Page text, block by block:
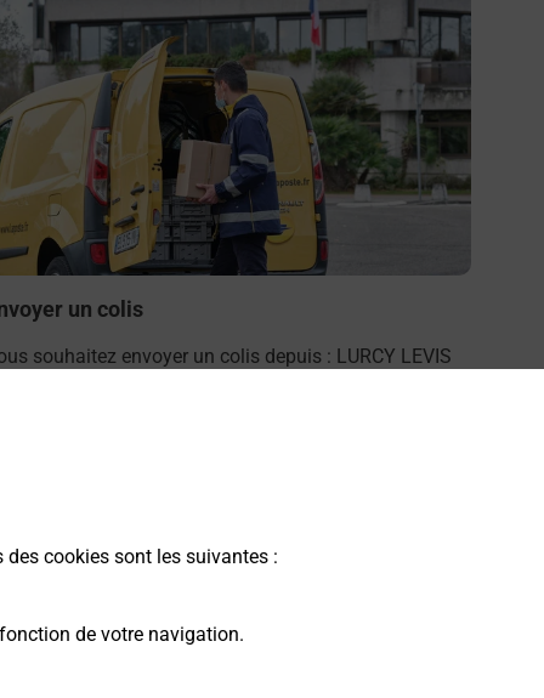
cookies sont les suivantes :
de votre navigation.
un colis
souhaitez envoyer un colis depuis : LURCY LEVIS